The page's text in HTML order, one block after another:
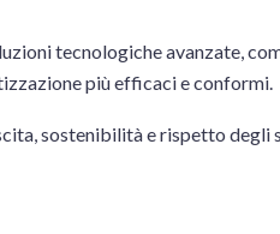
tecnologiche avanzate,
più efficaci e conformi.
sostenibilità e rispetto degli